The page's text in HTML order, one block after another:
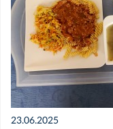
23.06.2025